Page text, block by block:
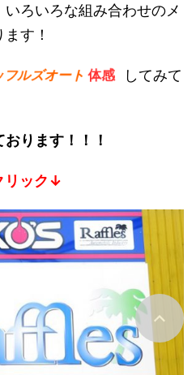
ろいろな組み合わせのメ
す！
フルズオート 体感
してみて
ります！！！
リック↓